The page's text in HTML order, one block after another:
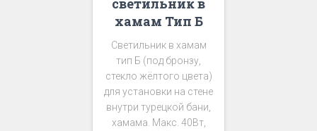
светильник в
хамам Тип Б
Светильник в хамам
тип Б (под бронзу,
стекло жёлтого цвета)
для установки на стене
внутри турецкой бани,
хамама. Макс. 40Вт,